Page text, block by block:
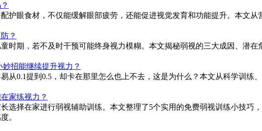
护眼食材，不仅能缓解眼部疲劳，还能促进视觉发育和功能提升。本文
？
时期，若不及时干预可能终身视力模糊。本文揭秘弱视的三大成因、潜
招能继续提升视力？
从0.1提到0.5，却卡在那里怎么也上不去，这是为什么？本文从科学训练
家练视力？
选择在家进行弱视辅助训练。本文整理了5个实用的免费弱视训练小技巧
。